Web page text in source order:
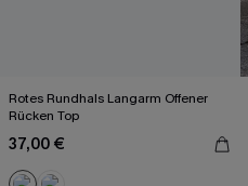
Rotes Rundhals Langarm Offener
Rücken Top
37,00 €